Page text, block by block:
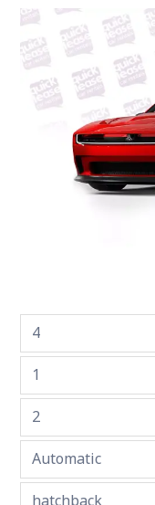
4
1
2
Automatic